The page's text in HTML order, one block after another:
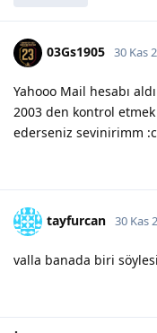
03Gs1905 30 Kas
Yahooo Mail hesabı
2003 den kontrol
ederseniz sevinirimm
tayfurcan 30 Kas
valla banada biri